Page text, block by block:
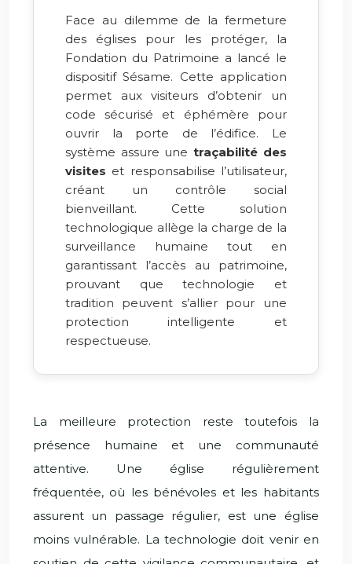
Face au dilemme de la fermeture
des églises pour les protéger, la
Fondation du Patrimoine a lancé le
dispositif Sésame. Cette application
permet aux visiteurs d’obtenir un
code sécurisé et éphémère pour
ouvrir la porte de l’édifice. Le
système assure unetraçabilité des
visites et responsabilise l’utilisateur,
créant un contrôle social
bienveillant. Cette solution
technologique allège la charge de la
surveillance humaine tout en
garantissant l’accès au patrimoine,
prouvant que technologie et
tradition peuvent s’allier pour une
protection intelligente et
respectueuse.
La meilleure protection reste toutefois la
présence humaine et une communauté
attentive. Une église régulièrement
fréquentée, où les bénévoles et les habitants
assurent un passage régulier, est une église
moins vulnérable. La technologie doit venir en